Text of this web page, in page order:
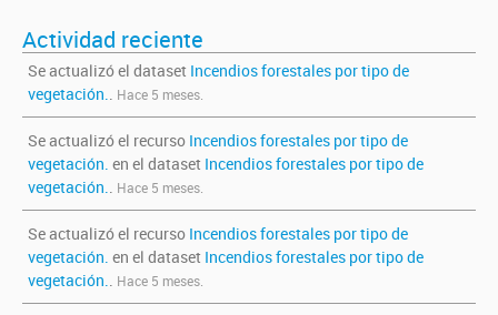
Actividad reciente
Se actualizó el dataset Incendios forestales por tipo de
vegetación.. Hace 5 meses.
Se actualizó el recurso Incendios forestales por tipo de
vegetación. en el dataset Incendios forestales por tipo de
vegetación.. Hace 5 meses.
Se actualizó el recurso Incendios forestales por tipo de
vegetación. en el dataset Incendios forestales por tipo de
vegetación.. Hace 5 meses.